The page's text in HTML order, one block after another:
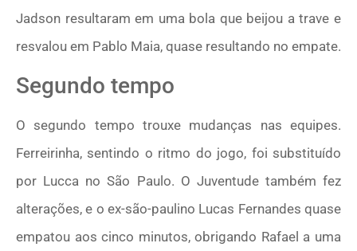
Jadson resultaram em uma bola que beijou a trave e
resvalou em Pablo Maia, quase resultando no empate.
Segundo tempo
O segundo tempo trouxe mudanças nas equipes.
Ferreirinha, sentindo o ritmo do jogo, foi substituído
por Lucca no São Paulo. O Juventude também fez
alterações, e o ex-são-paulino Lucas Fernandes quase
empatou aos cinco minutos, obrigando Rafael a uma